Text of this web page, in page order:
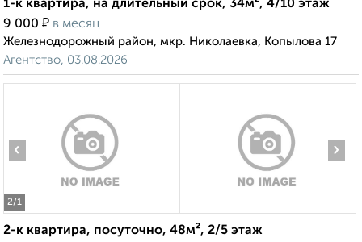
1-к квартира, на длительный срок, 34м², 4/10 этаж
9 000 ₽ в месяц
Железнодорожный район, мкр. Николаевка, Копылова 17
Агентство, 03.08.2026
2/1
‹ ›
2-к квартира, посуточно, 48м², 2/5 этаж